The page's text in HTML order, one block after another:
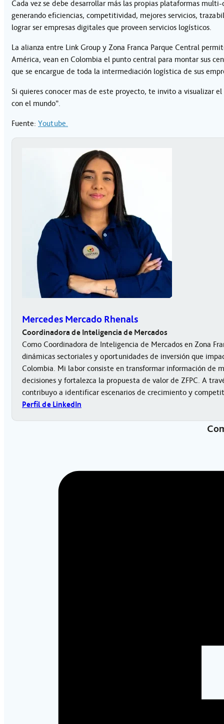
Cada vez se debe desarrollar más las propias plataformas
generando eficiencias, competitividad, mejores servicios,
lograr ser empresas digitales que proveen servicios logísticos.
La alianza entre Link Group y Zona Franca Parque Central
América, vean en Colombia el punto central para montar sus
que se encargue de toda la intermediación logística de sus
Si quieres conocer mas de este proyecto, te invito a visualizar
con el mundo”.
Fuente: Youtube.
Mercedes Mercado Rhenals
Coordinadora de Inteligencia de Mercados
Como Coordinadora de Inteligencia de Mercados en Zona
dinámicas sectoriales y oportunidades de inversión que
Colombia. Mi labor consiste en transformar información de
decisiones y fortalezca la propuesta de valor de ZFPC. A
contribuyo a identificar escenarios de crecimiento y
Perfil de LinkedIn